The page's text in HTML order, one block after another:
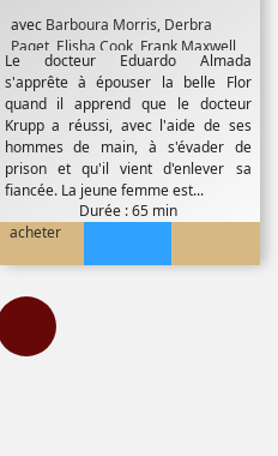
avec Barboura Morris, Derbra
Paget, Elisha Cook, Frank Maxwell
Harry Hallerbe
John Dierkes,Leo
Gordon,Lon Chaney Jr ,Milton
Parsons Vincent Price
Le docteur Eduardo Almada
s'apprête à épouser la belle Flor
quand il apprend que le docteur
Krupp a réussi, avec l'aide de ses
hommes de main, à s'évader de
prison et qu'il vient d'enlever sa
fiancée. La jeune femme est...
Durée : 65 min
acheter